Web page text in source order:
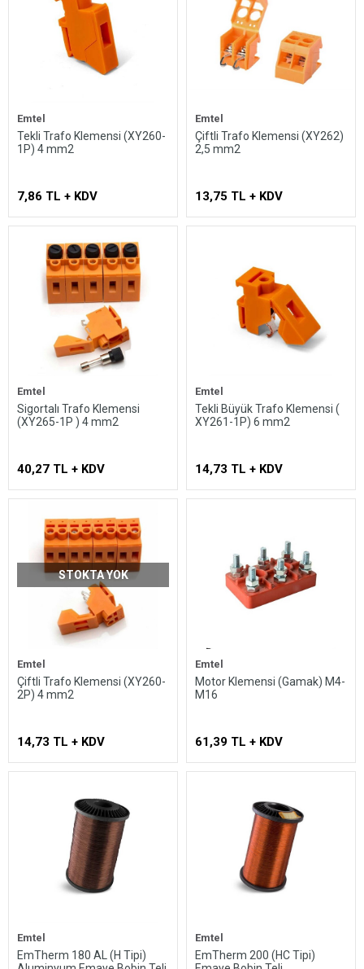
Emtel
Tekli Trafo Klemensi (XY260-
1P) 4 mm2
7,86 TL + KDV
Emtel
Çiftli Trafo Klemensi (XY262)
2,5 mm2
13,75 TL + KDV
Emtel
Sigortalı Trafo Klemensi
(XY265-1P ) 4 mm2
40,27 TL + KDV
Emtel
Tekli Büyük Trafo Klemensi (
XY261-1P) 6 mm2
14,73 TL + KDV
STOKTA YOK
Emtel
Çiftli Trafo Klemensi (XY260-
2P) 4 mm2
14,73 TL + KDV
Emtel
Motor Klemensi (Gamak) M4-
M16
61,39 TL + KDV
Emtel
EmTherm 180 AL (H Tipi)
Emtel
EmTherm 200 (HC Tipi)